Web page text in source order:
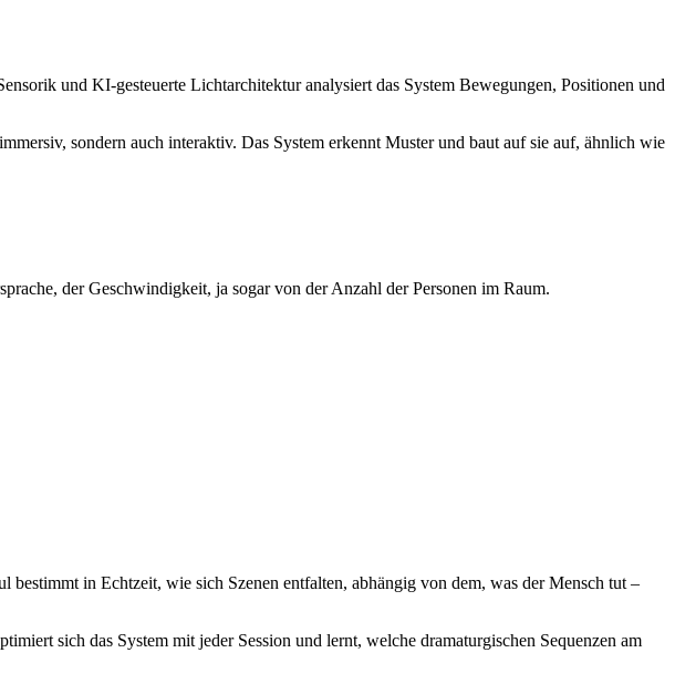
und KI-gesteuerte Lichtarchitektur analysiert das System Bewegungen, Positionen und
sondern auch interaktiv. Das System erkennt Muster und baut auf sie auf, ähnlich wie
der Geschwindigkeit, ja sogar von der Anzahl der Personen im Raum.
in Echtzeit, wie sich Szenen entfalten, abhängig von dem, was der Mensch tut –
sich das System mit jeder Session und lernt, welche dramaturgischen Sequenzen am